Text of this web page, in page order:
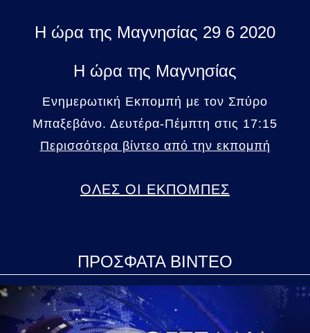
Η ώρα της Μαγνησίας 29 6 2020
Η ώρα της Μαγνησίας
Ενημερωτική Εκπομπή με τον Σπύρο
Μπαξεβάνο. Δευτέρα-Πέμπτη στις 17:15
Περισσότερα βίντεο από την εκπομπή
ΟΛΕΣ ΟΙ ΕΚΠΟΜΠΕΣ
ΠΡΟΣΦΑΤΑ ΒΙΝΤΕΟ